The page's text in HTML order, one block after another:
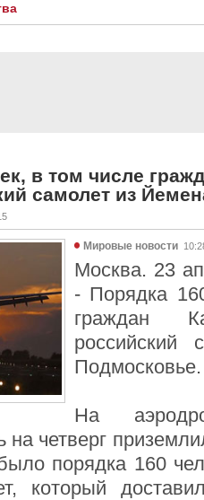
в том числе
самолет из
Мировые новости
Москва. 23
- Порядка
граждан
Подмосковье.
На
на четверг
порядка 160
который